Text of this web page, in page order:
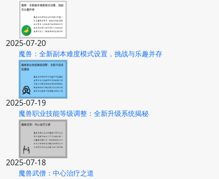
2025-07-20
魔兽：全新副本难度模式设置，挑战与乐趣并存
2025-07-19
魔兽职业技能等级调整：全新升级系统揭秘
2025-07-18
魔兽武僧：中心治疗之道